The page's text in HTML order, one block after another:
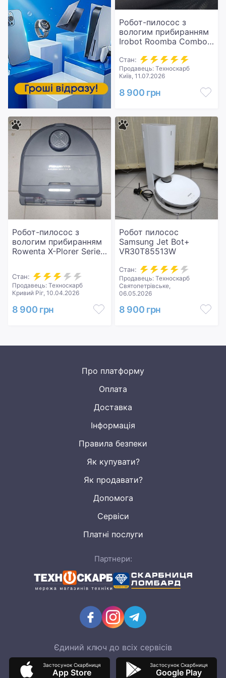
Робот-пилосос з
вологим прибиранням
Irobot Roomba Combo
Стан:
Продавець: Техноскарб
Київ, 11.07.2026
8 900 грн
Робот-пилосос з
вологим прибиранням
Rowenta X-Plorer Serie
Model RR9675WH
Стан:
Продавець: Техноскарб
Кривий Ріг, 10.04.2026
8 900 грн
Робот пилосос
Samsung Jet Bot+
VR30T85513W
Стан:
Продавець: Техноскарб
Святопетрівське,
06.05.2026
8 900 грн
Про платформу
Оплата
Доставка
Інформація
Правила безпеки
Як купувати?
Як продавати?
Допомога
Сервіси
Платні послуги
Партнери:
Єдиний ключ до всіх сервісів
Застосунок Скарбниця
App Store
Застосунок Скарбниця
Google Play